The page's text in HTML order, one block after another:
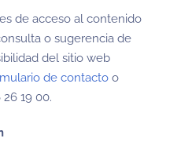
de acceso al contenido
o sugerencia de
del sitio web
de contacto o
19 00.